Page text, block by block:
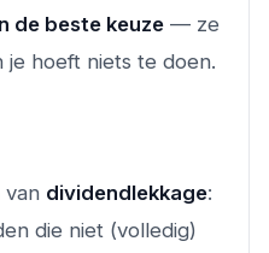
de beste keuze — ze
je hoeft niets te doen.
van dividendlekkage:
die niet (volledig)